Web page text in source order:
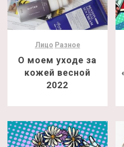
Лицо Разное
О моем уходе за
кожей весной
2022